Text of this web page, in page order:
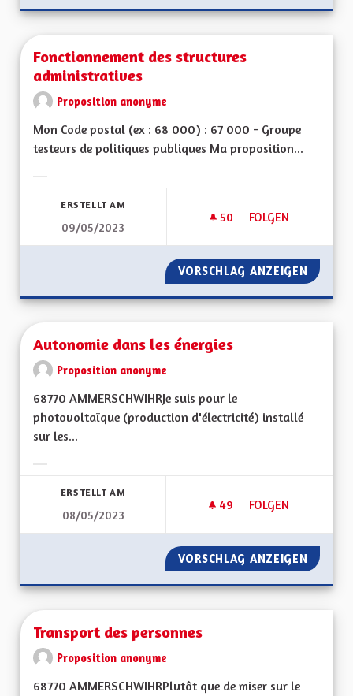
Fonctionnement des structures
administratives
Proposition anonyme
Mon Code postal (ex : 68 000) : 67 000 - Groupe
testeurs de politiques publiques Ma proposition...
ERSTELLT AM
09/05/2023
50 50 FOLLOWER
FOLGEN
VORSCHLAG ANZEIGEN
Autonomie dans les énergies
Proposition anonyme
68770 AMMERSCHWIHRJe suis pour le
photovoltaïque (production d'électricité) installé
sur les...
ERSTELLT AM
08/05/2023
49 49 FOLLOWER
FOLGEN
AUTONOMIE DANS
VORSCHLAG ANZEIGEN
Transport des personnes
Proposition anonyme
68770 AMMERSCHWIHRPlutôt que de miser sur le